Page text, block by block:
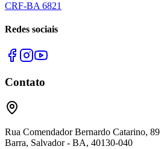
CRF-BA 6821
Redes sociais
Contato
Rua Comendador Bernardo Catarino, 89
Barra, Salvador - BA, 40130-040